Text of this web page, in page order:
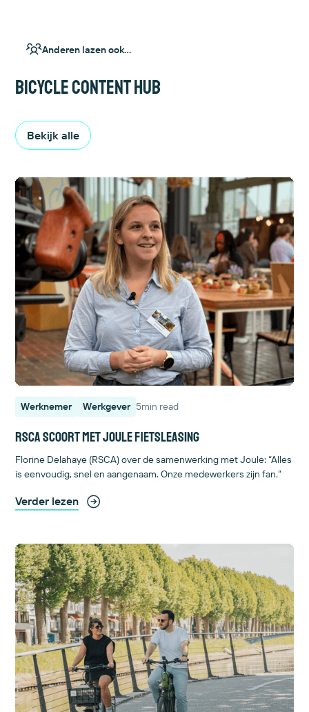
Anderen lazen ook...
Bicycle content hub
Bekijk alle
Werknemer Werkgever 5min read
RSCA scoort met Joule fietsleasing
Florine Delahaye (RSCA) over de samenwerking met Joule: “Alles
is eenvoudig, snel en aangenaam. Onze medewerkers zijn fan.”
Verder lezen